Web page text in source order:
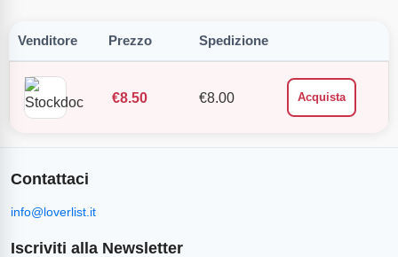
Venditore Prezzo Spedizione
€8.50 €8.00 Acquista
Contattaci
info@loverlist.it
Iscriviti alla Newsletter